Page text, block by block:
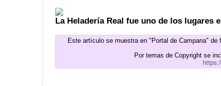
La Heladería Real fue uno de los lugares
Este artículo se muestra en "Portal de Campana"
Por temas de Copyright se